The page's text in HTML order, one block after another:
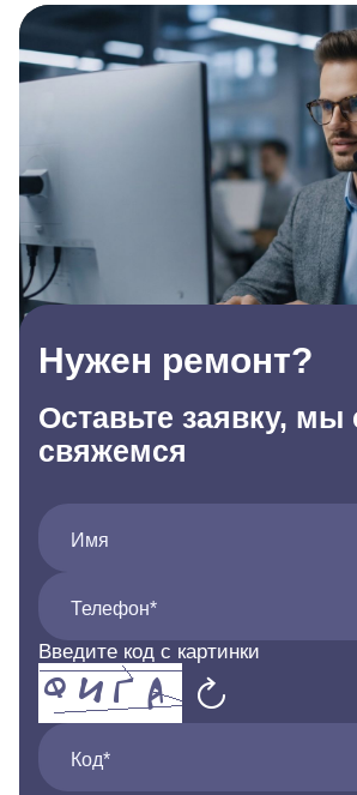
Нужен ремонт?
Оставьте заявку, мы
свяжемся
Имя
Телефон*
Введите код с картинки
Код*